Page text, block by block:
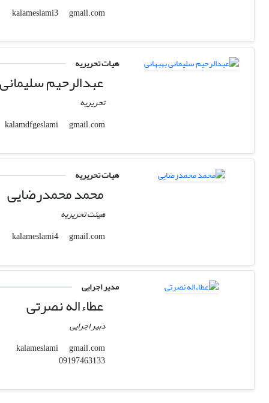
kalameslami3
gmail.com
هیات تحریریه
عبدالرحیم
تحریریه
kalamdfgeslami
gmail.com
هیات تحریریه
محمد محمدرضایی
هیئت تحریریه
kalameslami4
gmail.com
مدیر اجرایی
عطاءاله نصرتی
دبیر اجرایی
kalameslami
gmail.com
09197463133